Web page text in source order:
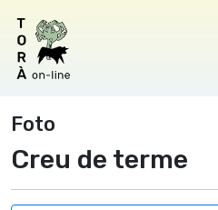
Foto
Creu de terme